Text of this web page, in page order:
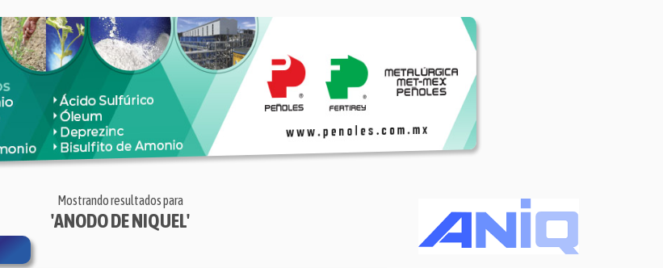
Mostrando resultados para
'ANODO DE NIQUEL'